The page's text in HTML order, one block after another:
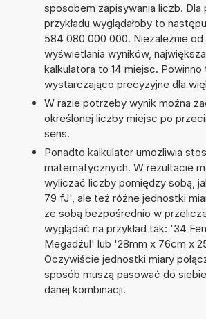
sposobem zapisywania liczb. Dla
przykładu wyglądałoby to
584 080 000 000. Niezależnie od
wyświetlania wyników,
kalkulatora to 14 miejsc.
wystarczająco precyzyjne dla
W razie potrzeby wynik można
określonej liczby miejsc po
sens.
Ponadto kalkulator umożliwia
matematycznych. W rezultacie
wyliczać liczby pomiędzy sobą,
79 fJ', ale też różne jednostki
ze sobą bezpośrednio w
wyglądać na przykład tak: '34
Megadżul' lub '28mm x 76cm x
Oczywiście jednostki miary
sposób muszą pasować do
danej kombinacji.